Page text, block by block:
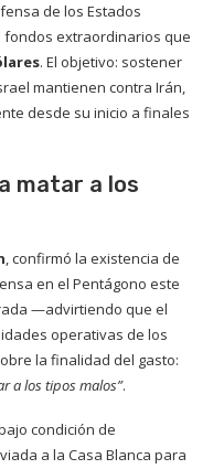
de los Estados
extraordinarios que
. El objetivo: sostener
mantienen contra Irán,
desde su inicio a finales
matar a los
, confirmó la existencia de
en el Pentágono este
—advirtiendo que el
operativas de los
la finalidad del gasto:
a los tipos malos”.
condición de
a la Casa Blanca para